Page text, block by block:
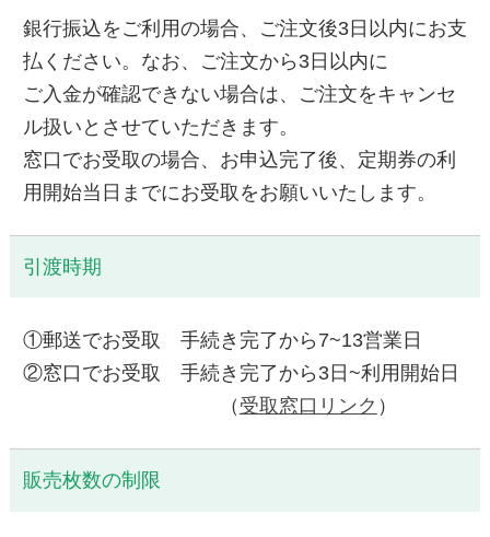
銀行振込をご利用の場合、ご注文後3日以内にお支
払ください。なお、ご注文から3日以内に
ご入金が確認できない場合は、ご注文をキャンセ
ル扱いとさせていただきます。
窓口でお受取の場合、お申込完了後、定期券の利
用開始当日までにお受取をお願いいたします。
引渡時期
①郵送でお受取 手続き完了から7~13営業日
②窓口でお受取 手続き完了から3日~利用開始日
（ 受取窓口リンク ）
販売枚数の制限